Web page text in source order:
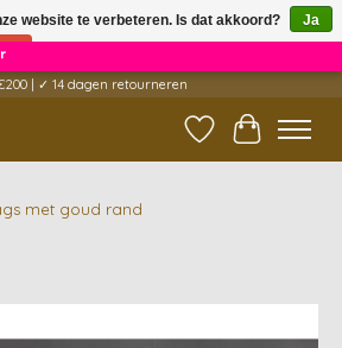
×
| ✓ 14 dagen retourneren
Verlanglijst
met goud rand
website te verbeteren. Is dat akkoord?
Ja